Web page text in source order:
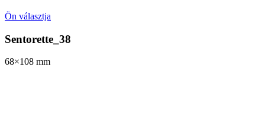
Ön választja
Sentorette_38
68×108 mm